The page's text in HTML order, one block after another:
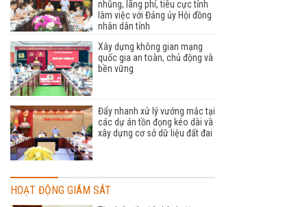
nhũng, lãng phí, tiêu cực tỉnh
làm việc với Đảng ủy Hội đồng
nhân dân tỉnh
Xây dựng không gian mạng
quốc gia an toàn, chủ động và
bền vững
Đẩy nhanh xử lý vướng mắc tại
các dự án tồn đọng kéo dài và
xây dựng cơ sở dữ liệu đất đai
HOẠT ĐỘNG GIÁM SÁT